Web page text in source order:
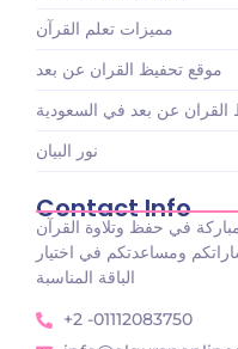
مميزات تعلم القرآن
موقع تحفيظ القران عن بعد
القران عن بعد في السعودية
نور البيان
Contact Info
في حفظ وتلاوة القرآن
ومساعدتكم في اختيار
الباقة المناسبة
+2 -01112083750